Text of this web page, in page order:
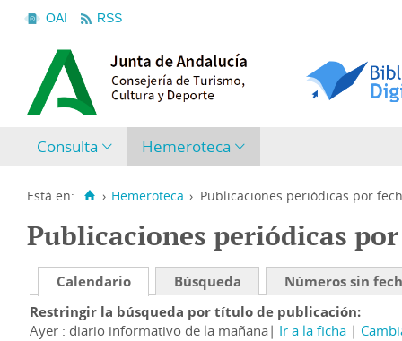
OAI RSS
Consulta Hemeroteca
Está en: › Hemeroteca › Publicaciones periódicas por
Publicaciones periódicas
Calendario Búsqueda
Números sin
Restringir la búsqueda por título de publicación
Ayer : diario informativo de la mañana
Ir a la ficha